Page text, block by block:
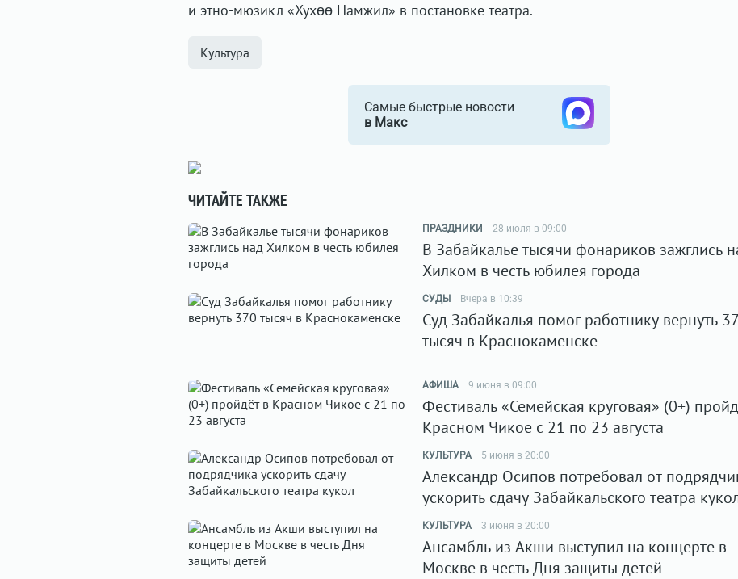
и этно-мюзикл «Хухөө Намжил» в постановке театра.
Культура
Самые быстрые новости
в Макс
ЧИТАЙТЕ ТАКЖЕ
ПРАЗДНИКИ 28 июля в 09:00
В Забайкалье тысячи фонариков зажглись
Хилком в честь юбилея города
СУДЫ Вчера в 10:39
Суд Забайкалья помог работнику вернуть
тысяч в Краснокаменске
АФИША 9 июня в 09:00
Фестиваль «Семейская круговая» (0+)
Красном Чикое с 21 по 23 августа
КУЛЬТУРА 5 июня в 20:00
Александр Осипов потребовал от
ускорить сдачу Забайкальского театра
КУЛЬТУРА 3 июня в 20:00
Ансамбль из Акши выступил на концерте в
Москве в честь Дня защиты детей